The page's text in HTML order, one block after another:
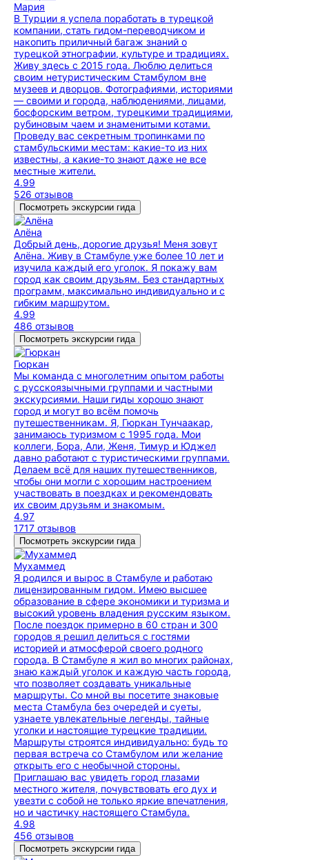
Мария
В Турции я успела поработать в турецкой
компании, стать гидом-переводчиком и
накопить приличный багаж знаний о
турецкой этнографии, культуре и традициях.
Живу здесь с 2015 года. Люблю делиться
своим нетуристическим Стамбулом вне
музеев и дворцов. Фотографиями, историями
— своими и города, наблюдениями, лицами,
босфорским ветром, турецкими традициями,
рубиновым чаем и знаменитыми котами.
Проведу вас секретным тропинками по
стамбульскими местам: какие-то из них
известны, а какие-то знают даже не все
местные жители.
4.99
526 отзывов
Посмотреть экскурсии гида
Алёна
Добрый день, дорогие друзья! Меня зовут
Алёна. Живу в Стамбуле уже более 10 лет и
изучила каждый его уголок. Я покажу вам
город как своим друзьям. Без стандартных
программ, максимально индивидуально и с
гибким маршрутом.
4.99
486 отзывов
Посмотреть экскурсии гида
Гюркан
Мы команда с многолетним опытом работы
с русскоязычными группами и частными
экскурсиями. Наши гиды хорошо знают
город и могут во всём помочь
путешественникам. Я, Гюркан Тунчаакар,
занимаюсь туризмом с 1995 года. Мои
коллеги, Бора, Али, Женя, Тимур и Юджел
давно работают с туристическими группами.
Делаем всё для наших путешественников,
чтобы они могли с хорошим настроением
участвовать в поездках и рекомендовать
их своим друзьям и знакомым.
4.97
1717 отзывов
Посмотреть экскурсии гида
Мухаммед
Я родился и вырос в Стамбуле и работаю
лицензированным гидом. Имею высшее
образование в сфере экономики и туризма и
высокий уровень владения русским языком.
После поездок примерно в 60 стран и 300
городов я решил делиться с гостями
историей и атмосферой своего родного
города. В Стамбуле я жил во многих районах,
знаю каждый уголок и каждую часть города,
что позволяет создавать уникальные
маршруты. Со мной вы посетите знаковые
места Стамбула без очередей и суеты,
узнаете увлекательные легенды, тайные
уголки и настоящие турецкие традиции.
Маршруты строятся индивидуально: будь то
первая встреча со Стамбулом или желание
открыть его с необычной стороны.
Приглашаю вас увидеть город глазами
местного жителя, почувствовать его дух и
увезти с собой не только яркие впечатления,
но и частичку настоящего Стамбула.
4.98
456 отзывов
Посмотреть экскурсии гида